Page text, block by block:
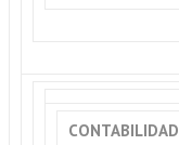
CONTABILIDAD